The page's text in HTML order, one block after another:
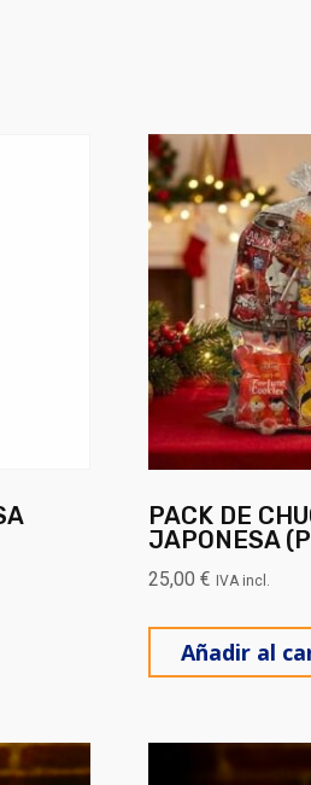
Las opciones se pueden
PACK DE
JAPONESA
25,00€ IVA incl.
Añadir al